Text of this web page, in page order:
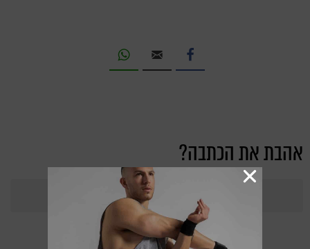
אהבת את הכתבה?
363
Points